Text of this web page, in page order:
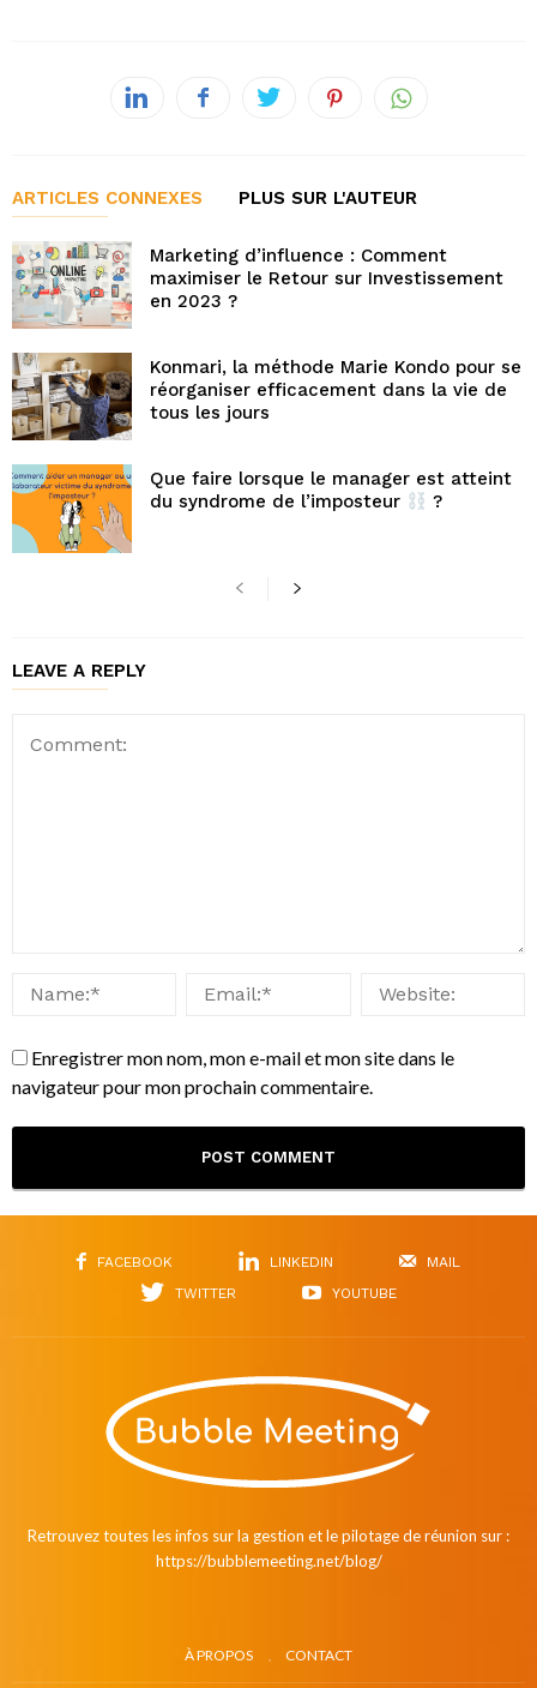
ARTICLES CONNEXES PLUS SUR L'AUTEUR
Marketing d’influence : Comment
maximiser le Retour sur Investissement
en 2023 ?
Konmari, la méthode Marie Kondo pour se
réorganiser efficacement dans la vie de
tous les jours
Que faire lorsque le manager est atteint
du syndrome de l’imposteur
?
LEAVE A REPLY
Enregistrer mon nom, mon e-mail et mon site dans le
navigateur pour mon prochain commentaire.
FACEBOOK LINKEDIN
MAIL
TWITTER
YOUTUBE
Retrouvez toutes les infos sur la gestion et le pilotage de réunion sur :
https://bubblemeeting.net/blog/
À PROPOS CONTACT